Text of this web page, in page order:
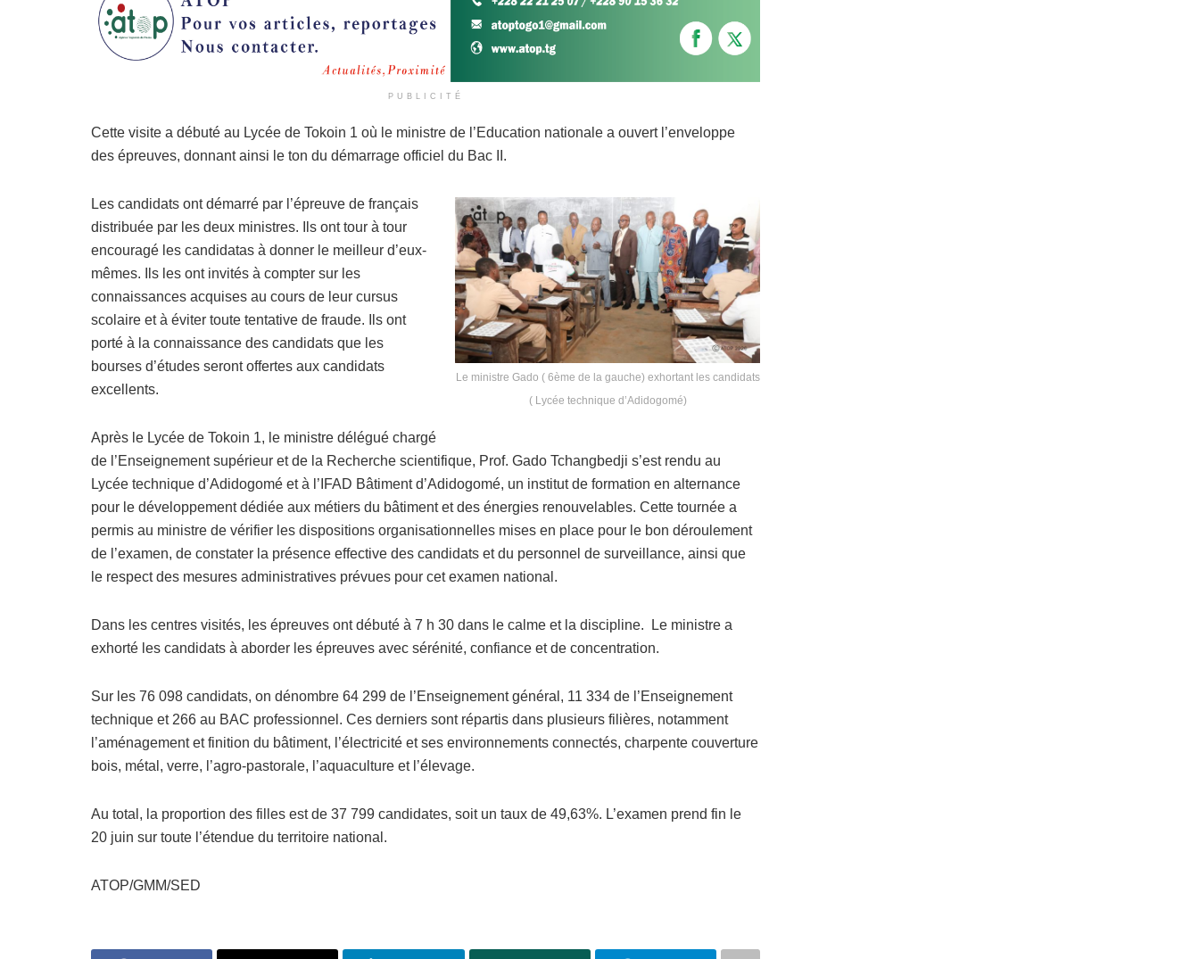
PUBLICITÉ
Cette visite a débuté au Lycée de Tokoin 1 où le ministre de l’Education nationale a ouvert l’enveloppe
des épreuves, donnant ainsi le ton du démarrage officiel du Bac II.
Le ministre Gado ( 6ème de la gauche) exhortant les candidats
( Lycée technique d’Adidogomé)
Les candidats ont démarré par l’épreuve de français
distribuée par les deux ministres. Ils ont tour à tour
encouragé les candidatas à donner le meilleur d’eux-
mêmes. Ils les ont invités à compter sur les
connaissances acquises au cours de leur cursus
scolaire et à éviter toute tentative de fraude. Ils ont
porté à la connaissance des candidats que les
bourses d’études seront offertes aux candidats
excellents.
Après le Lycée de Tokoin 1, le ministre délégué chargé
de l’Enseignement supérieur et de la Recherche scientifique, Prof. Gado Tchangbedji s’est rendu au
Lycée technique d’Adidogomé et à l’IFAD Bâtiment d’Adidogomé, un institut de formation en alternance
pour le développement dédiée aux métiers du bâtiment et des énergies renouvelables. Cette tournée a
permis au ministre de vérifier les dispositions organisationnelles mises en place pour le bon déroulement
de l’examen, de constater la présence effective des candidats et du personnel de surveillance, ainsi que
le respect des mesures administratives prévues pour cet examen national.
Dans les centres visités, les épreuves ont débuté à 7 h 30 dans le calme et la discipline. Le ministre a
exhorté les candidats à aborder les épreuves avec sérénité, confiance et de concentration.
Sur les 76 098 candidats, on dénombre 64 299 de l’Enseignement général, 11 334 de l’Enseignement
technique et 266 au BAC professionnel. Ces derniers sont répartis dans plusieurs filières, notamment
l’aménagement et finition du bâtiment, l’électricité et ses environnements connectés, charpente couverture
bois, métal, verre, l’agro-pastorale, l’aquaculture et l’élevage.
Au total, la proportion des filles est de 37 799 candidates, soit un taux de 49,63%. L’examen prend fin le
20 juin sur toute l’étendue du territoire national.
ATOP/GMM/SED